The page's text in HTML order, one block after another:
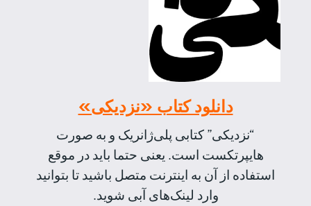
دانلود کتاب «نزدیکی»
“نزدیکی” کتابی پلی‌ژانریک و به صورت
هایپرتکست است. یعنی حتما باید در موقع
استفاده از آن به اینترنت متصل باشید تا بتوانید
وارد لینک‌های آبی شوید.